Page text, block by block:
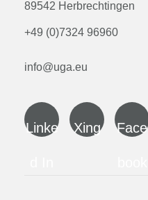
89542 Herbrechtingen
+49 (0)7324 96960
info@uga.eu
Linke Xing Face